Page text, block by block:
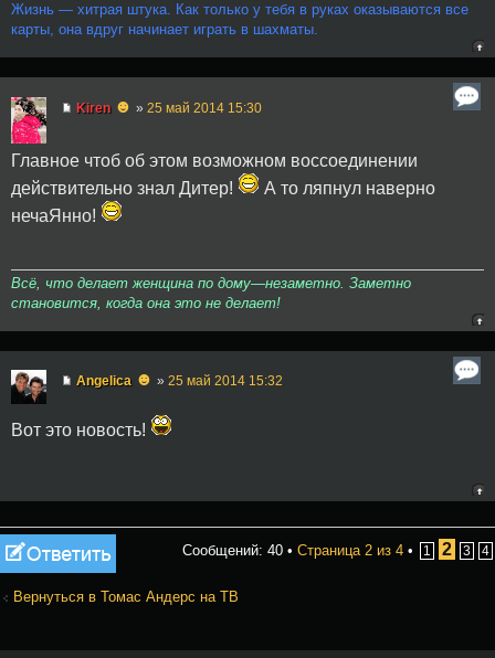
Жизнь — хитрая штука. Как только у тебя в руках оказываются все
карты, она вдруг начинает играть в шахматы.
Kiren ☻ » 25 май 2014 15:30
Главное чтоб об этом возможном воссоединении
действительно знал Дитер!
А то ляпнул наверно
нечаЯнно!
Всё, что делает женщина по дому—незаметно. Заметно
становится, когда она это не делает!
Angelica ☻ » 25 май 2014 15:32
Вот это новость!
Ответить Сообщений: 40 • Страница 2 из 4 • 1 2 3 4
Вернуться в Томас Андерс на ТВ